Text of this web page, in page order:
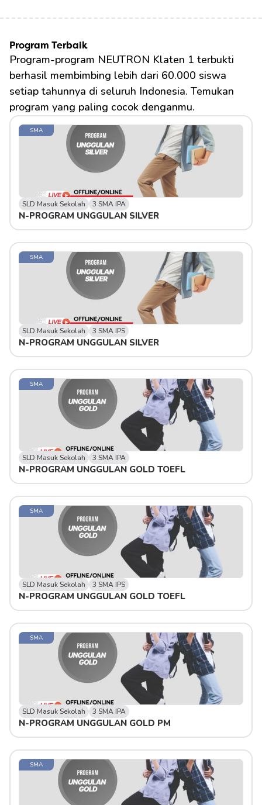
Program Terbaik
Program-program NEUTRON Klaten 1 terbukti
berhasil membimbing lebih dari 60.000 siswa
setiap tahunnya di seluruh Indonesia. Temukan
program yang paling cocok denganmu.
SMA
SLD Masuk Sekolah 3 SMA IPA
N-PROGRAM UNGGULAN SILVER
SMA
SLD Masuk Sekolah 3 SMA IPS
N-PROGRAM UNGGULAN SILVER
SMA
SLD Masuk Sekolah 3 SMA IPA
N-PROGRAM UNGGULAN GOLD TOEFL
SMA
SLD Masuk Sekolah 3 SMA IPS
N-PROGRAM UNGGULAN GOLD TOEFL
SMA
SLD Masuk Sekolah 3 SMA IPA
N-PROGRAM UNGGULAN GOLD PM
SMA